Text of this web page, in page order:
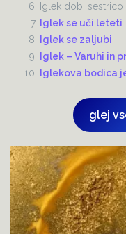
Iglek dobi sestrico
Iglek se uči leteti
Iglek se zaljubi
Iglek – Varuhi in
Iglekova bodica
glej